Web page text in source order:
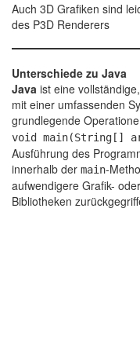
Auch 3D Grafiken sind
des P3D Renderers
Unterschiede zu Java
Java ist eine
mit einer umfassenden
grundlegende
void main(String[]
Ausführung des
innerhalb der main-
aufwendigere Grafik-
Bibliotheken